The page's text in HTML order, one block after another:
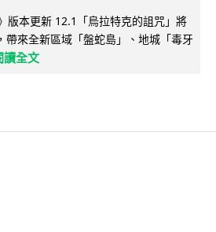
版本更新 12.1「烏拉特克的詛咒」將
帶來全新區域「盤蛇島」、地城「毒牙
讀全文